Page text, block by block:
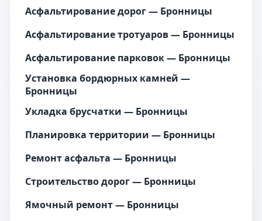
Асфальтирование дорог — Бронницы
Асфальтирование тротуаров — Бронницы
Асфальтирование парковок — Бронницы
Установка бордюрных камней —
Бронницы
Укладка брусчатки — Бронницы
Планировка территории — Бронницы
Ремонт асфальта — Бронницы
Строительство дорог — Бронницы
Ямочный ремонт — Бронницы